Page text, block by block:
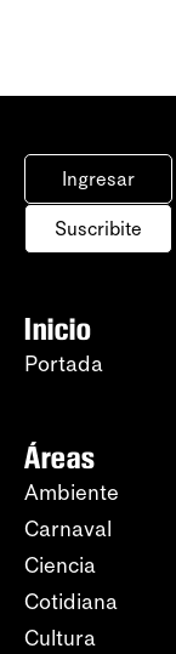
Ingresar
Suscribite
Inicio
Portada
Áreas
Ambiente
Carnaval
Ciencia
Cotidiana
Cultura